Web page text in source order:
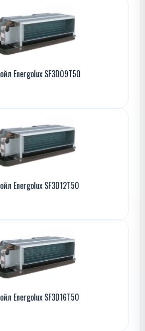
Energolux SF3D09T50
Energolux SF3D12T50
Energolux SF3D16T50